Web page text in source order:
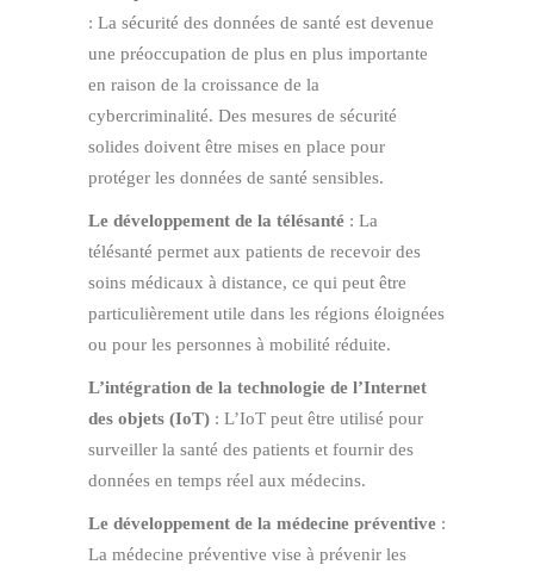
: La sécurité des données de santé est devenue
une préoccupation de plus en plus importante
en raison de la croissance de la
cybercriminalité. Des mesures de sécurité
solides doivent être mises en place pour
protéger les données de santé sensibles.
Le développement de la télésanté : La
télésanté permet aux patients de recevoir des
soins médicaux à distance, ce qui peut être
particulièrement utile dans les régions éloignées
ou pour les personnes à mobilité réduite.
L’intégration de la technologie de l’Internet
des objets (IoT) : L’IoT peut être utilisé pour
surveiller la santé des patients et fournir des
données en temps réel aux médecins.
Le développement de la médecine préventive :
La médecine préventive vise à prévenir les